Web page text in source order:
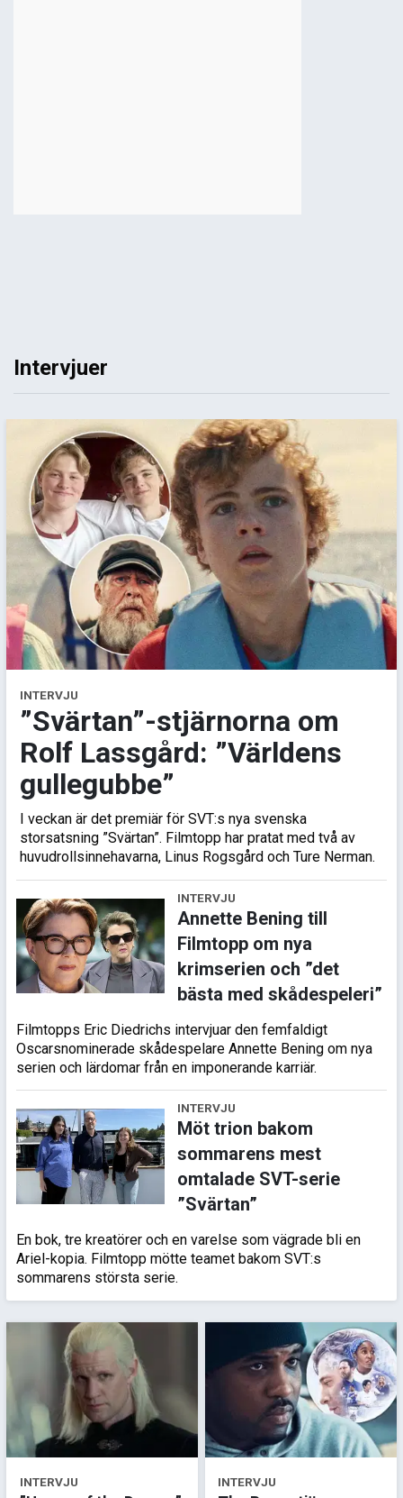
Intervjuer
INTERVJU
”Svärtan”-stjärnorna om
Rolf Lassgård: ”Världens
gullegubbe”
I veckan är det premiär för SVT:s nya svenska
storsatsning ”Svärtan”. Filmtopp har pratat med två av
huvudrollsinnehavarna, Linus Rogsgård och Ture Nerman.
INTERVJU
Annette Bening till
Filmtopp om nya
krimserien och ”det
bästa med skådespeleri”
Filmtopps Eric Diedrichs intervjuar den femfaldigt
Oscarsnominerade skådespelare Annette Bening om nya
serien och lärdomar från en imponerande karriär.
INTERVJU
Möt trion bakom
sommarens mest
omtalade SVT-serie
”Svärtan”
En bok, tre kreatörer och en varelse som vägrade bli en
Ariel-kopia. Filmtopp mötte teamet bakom SVT:s
sommarens största serie.
INTERVJU
INTERVJU